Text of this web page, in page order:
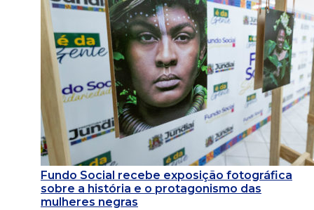
Fundo Social recebe exposição fotográfica
sobre a história e o protagonismo das
mulheres negras